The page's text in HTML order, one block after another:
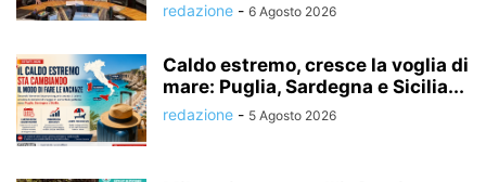
redazione - 6 Agosto 2026
Caldo estremo, cresce la voglia di
mare: Puglia, Sardegna e Sicilia...
redazione - 5 Agosto 2026